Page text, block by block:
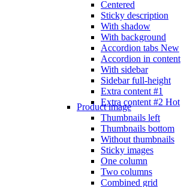
Centered
Sticky description
With shadow
With background
Accordion tabs New
Accordion in content
With sidebar
Sidebar full-height
Extra content #1
Extra content #2 Hot
Product image
Thumbnails left
Thumbnails bottom
Without thumbnails
Sticky images
One column
Two columns
Combined grid